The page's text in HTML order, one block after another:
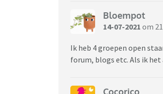
Bloempot
14-07-2021 om
Ik heb 4 groepen open
forum, blogs etc. Als ik
Cocorico